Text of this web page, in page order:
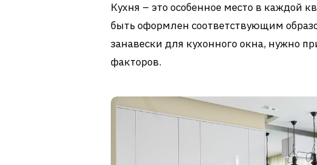
Кухня – это особенное место в каждой
быть оформлен соответствующим
занавески для кухонного окна, нужно
факторов.